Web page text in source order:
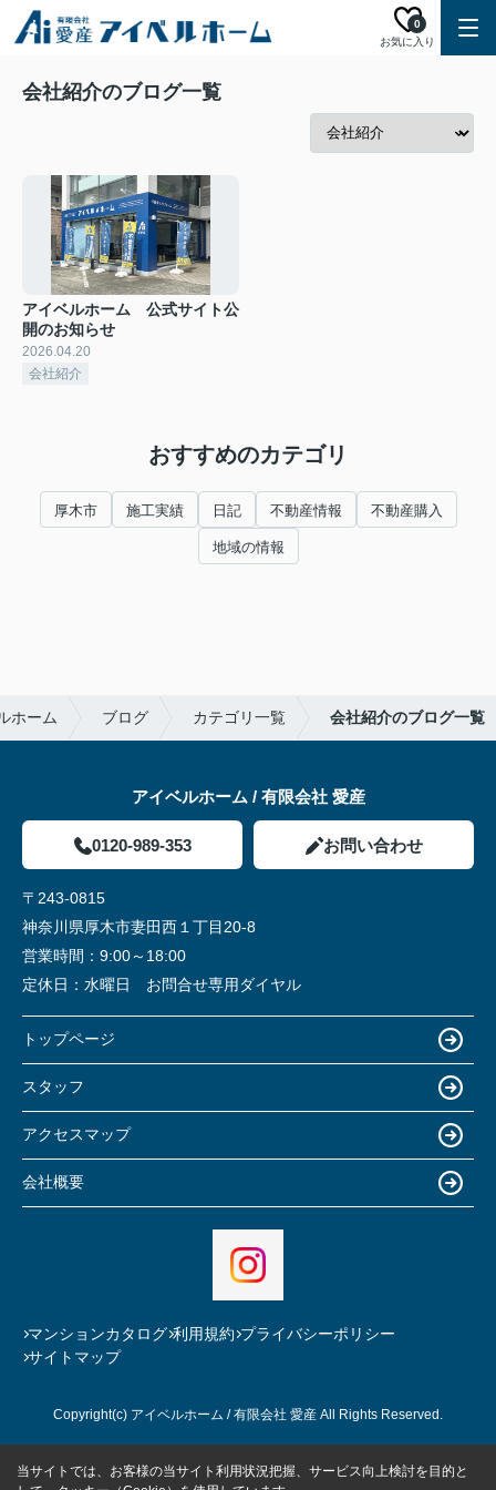
お気に入り
0
会社紹介のブログ一覧
アイベルホーム 公式サイト公
開のお知らせ
2026.04.20
会社紹介
おすすめのカテゴリ
厚木市 施工実績 日記 不動産情報 不動産購入
地域の情報
ホーム ブログ カテゴリ一覧 会社紹介のブログ一覧
アイベルホーム / 有限会社 愛産
0120-989-353 お問い合わせ
〒243-0815
神奈川県厚木市妻田西１丁目20-8
営業時間： 9:00～18:00
定休日： 水曜日 お問合せ専用ダイヤル
トップページ
スタッフ
アクセスマップ
会社概要
マンションカタログ 利用規約 プライバシーポリシー
サイトマップ
Copyright(c) アイベルホーム / 有限会社 愛産 All Rights Reserved.
当サイトでは、お客様の当サイト利用状況把握、サービス向上検討を目的と